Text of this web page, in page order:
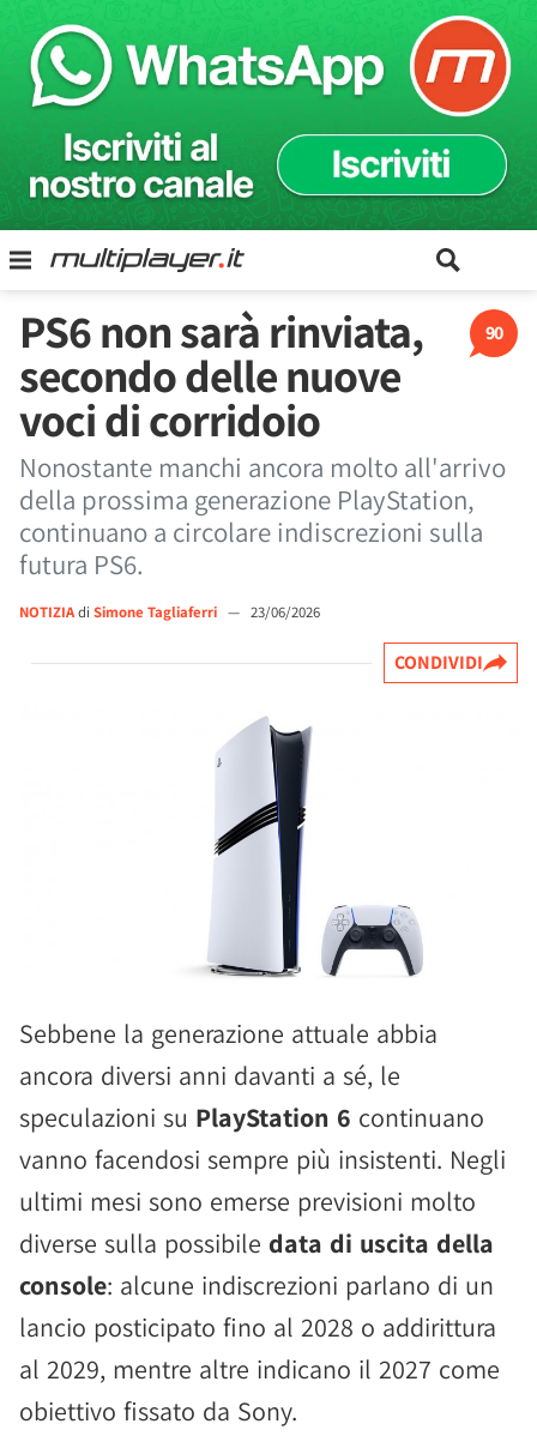
90
PS6 non sarà rinviata,
secondo delle nuove
voci di corridoio
Nonostante manchi ancora molto all'arrivo
della prossima generazione PlayStation,
continuano a circolare indiscrezioni sulla
futura PS6.
NOTIZIAdi Simone Tagliaferri — 23/06/2026
CONDIVIDI
Sebbene la generazione attuale abbia
ancora diversi anni davanti a sé, le
speculazioni su PlayStation 6 continuano
vanno facendosi sempre più insistenti. Negli
ultimi mesi sono emerse previsioni molto
diverse sulla possibile data di uscita della
console: alcune indiscrezioni parlano di un
lancio posticipato fino al 2028 o addirittura
al 2029, mentre altre indicano il 2027 come
obiettivo fissato da Sony.